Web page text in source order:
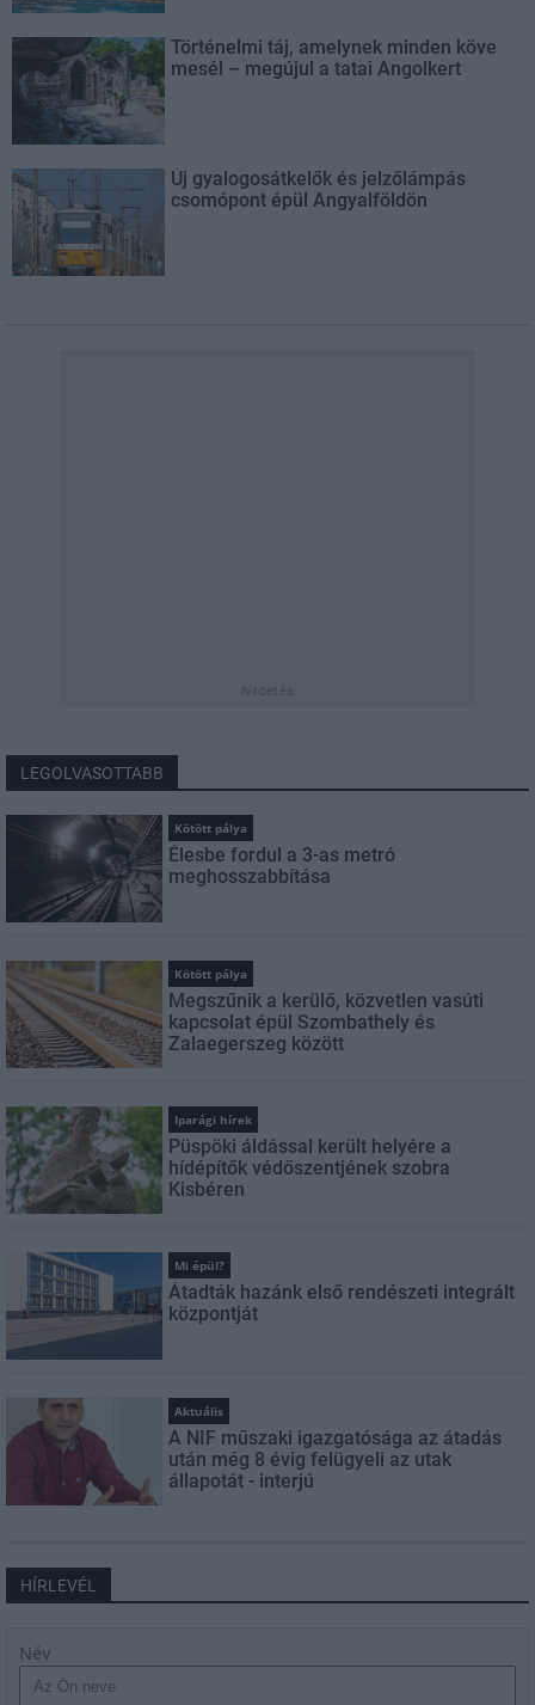
Történelmi táj, amelynek minden köve
mesél – megújul a tatai Angolkert
Új gyalogosátkelők és jelzőlámpás
csomópont épül Angyalföldön
LEGOLVASOTTABB
Kötött pálya
Élesbe fordul a 3-as metró
meghosszabbítása
Kötött pálya
Megszűnik a kerülő, közvetlen vasúti
kapcsolat épül Szombathely és
Zalaegerszeg között
Iparági hírek
Püspöki áldással került helyére a
hídépítők védőszentjének szobra
Kisbéren
Mi épül?
Átadták hazánk első rendészeti integrált
központját
Aktuális
A NIF műszaki igazgatósága az átadás
után még 8 évig felügyeli az utak
állapotát - interjú
HÍRLEVÉL
Név